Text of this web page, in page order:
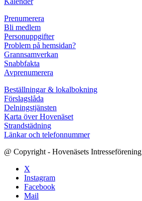
Prenumerera
Bli medlem
Personuppgifter
Problem på hemsidan?
Grannsamverkan
Snabbfakta
Avprenumerera
Beställningar & lokalbokning
Förslagslåda
Delningstjänsten
Karta över Hovenäset
Strandstädning
Länkar och telefonnummer
@ Copyright - Hovenäsets Intresseförening
X
Instagram
Facebook
Mail